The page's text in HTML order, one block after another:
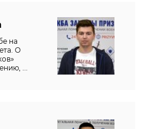
на
О
...